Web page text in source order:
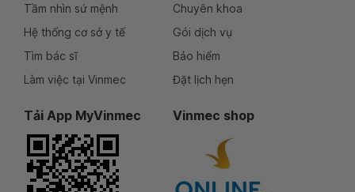
Tầm nhìn sứ mệnh
Hệ thống cơ sở y tế
Tìm bác sĩ
Làm việc tại Vinmec
Chuyên khoa
Gói dịch vụ
Bảo hiểm
Đặt lịch hẹn
Tải App MyVinmec Vinmec shop